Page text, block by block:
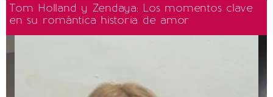
Tom Holland y Zendaya: Los momentos clave
en su romántica historia de amor